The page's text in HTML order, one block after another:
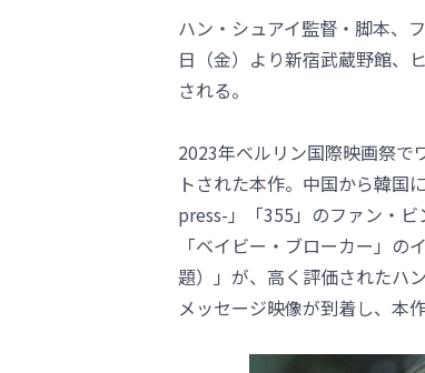
ハン・シュアイ監督・脚本、
日（金）より新宿武蔵野館、
される。
2023年ベルリン国際映画祭で
トされた本作。中国から韓国
press-」「355」のファン・
「ベイビー・ブローカー」
題）」が、高く評価されたハ
メッセージ映像が到着し、本